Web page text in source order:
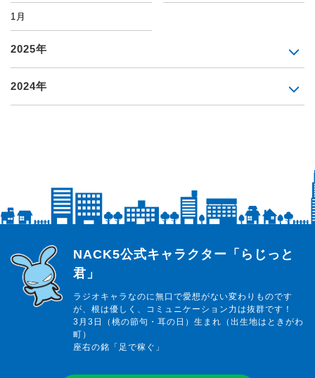
1月
2025年
2024年
らじっと君
NACK5公式キャラクター「らじっと
君」
ラジオキャラなのに無口で愛想がない変わりものです
が、根は優しく、コミュニケーション力は抜群です！
3月3日（桃の節句・耳の日）生まれ（出生地はときがわ
町）
座右の銘「足で稼ぐ」